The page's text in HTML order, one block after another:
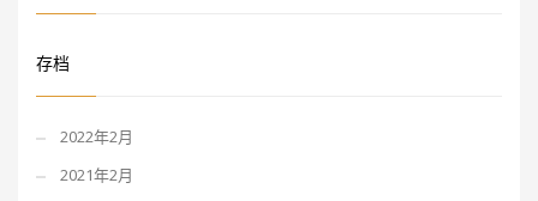
存档
2022年2月
2021年2月